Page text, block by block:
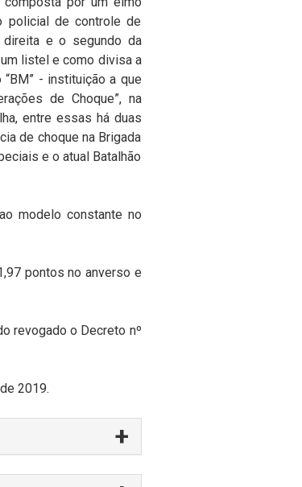
policial de controle de
direita e o segundo da
listel e como divisa a
- instituição a que
de Choque”, na
entre essas há duas
de choque na Brigada
e o atual Batalhão
modelo constante no
pontos no anverso e
revogado o Decreto nº
de 2019.